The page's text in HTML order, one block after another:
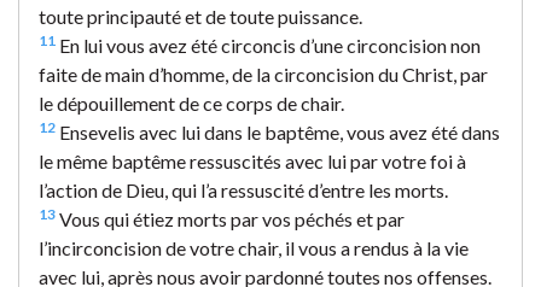
toute principauté et de toute puissance.
11 En lui vous avez été circoncis d’une circoncision non
faite de main d’homme, de la circoncision du Christ, par
le dépouillement de ce corps de chair.
12 Ensevelis avec lui dans le baptême, vous avez été dans
le même baptême ressuscités avec lui par votre foi à
l’action de Dieu, qui l’a ressuscité d’entre les morts.
13 Vous qui étiez morts par vos péchés et par
l’incirconcision de votre chair, il vous a rendus à la vie
avec lui, après nous avoir pardonné toutes nos offenses.